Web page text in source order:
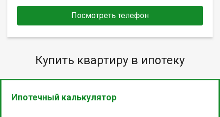
Посмотреть телефон
Купить квартиру в ипотеку
Ипотечный калькулятор